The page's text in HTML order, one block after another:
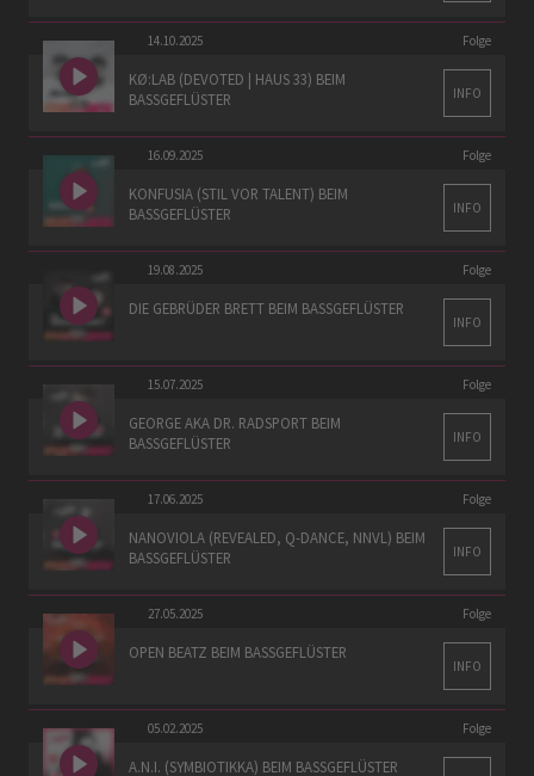
14.10.2025 Folge
KØ:LAB (DEVOTED | HAUS 33) BEIM
BASSGEFLÜSTER
INFO
16.09.2025 Folge
KONFUSIA (STIL VOR TALENT) BEIM
BASSGEFLÜSTER
INFO
19.08.2025 Folge
DIE GEBRÜDER BRETT BEIM BASSGEFLÜSTER
INFO
15.07.2025 Folge
GEORGE AKA DR. RADSPORT BEIM
BASSGEFLÜSTER
INFO
17.06.2025 Folge
NANOVIOLA (REVEALED, Q-DANCE, NNVL) BEIM
BASSGEFLÜSTER
INFO
27.05.2025 Folge
OPEN BEATZ BEIM BASSGEFLÜSTER
INFO
05.02.2025 Folge
A.N.I. (SYMBIOTIKKA) BEIM BASSGEFLÜSTER